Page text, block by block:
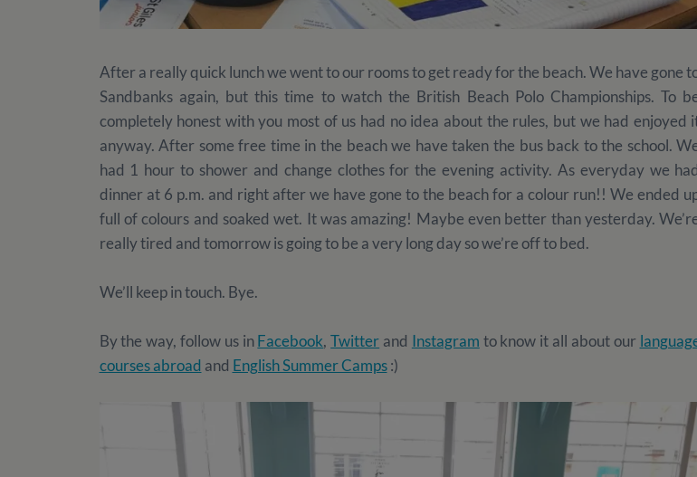
After a really quick lunch we went to our rooms to get ready for the beach. We have gone
Sandbanks again, but this time to watch the British Beach Polo Championships. To
completely honest with you most of us had no idea about the rules, but we had enjoyed
anyway. After some free time in the beach we have taken the bus back to the school.
had 1 hour to shower and change clothes for the evening activity. As everyday we had
dinner at 6 p.m. and right after we have gone to the beach for a colour run!! We ended
full of colours and soaked wet. It was amazing! Maybe even better than yesterday.
really tired and tomorrow is going to be a very long day so we’re off to bed.
We’ll keep in touch. Bye.
By the way, follow us inFacebook,Twitter and Instagram to know it all about our
courses abroad and English Summer Camps:)